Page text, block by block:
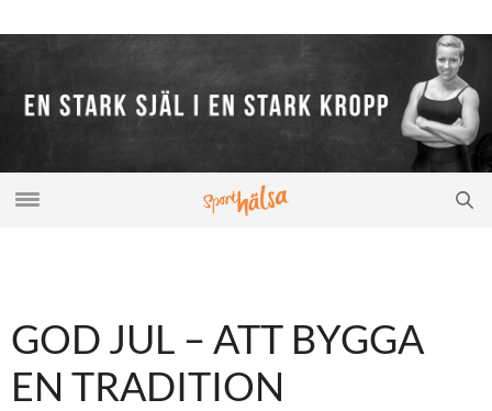
GOD JUL – ATT BYGGA
EN TRADITION